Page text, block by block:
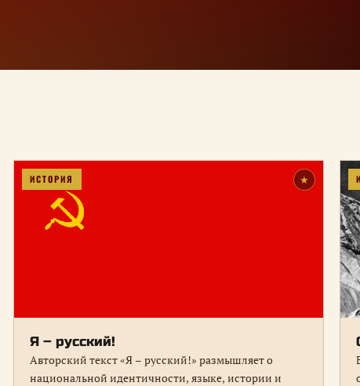
ИСТОРИЯ ★
Я – русский!
Авторский текст «Я – русский!» размышляет о
национальной идентичности, языке, истории и